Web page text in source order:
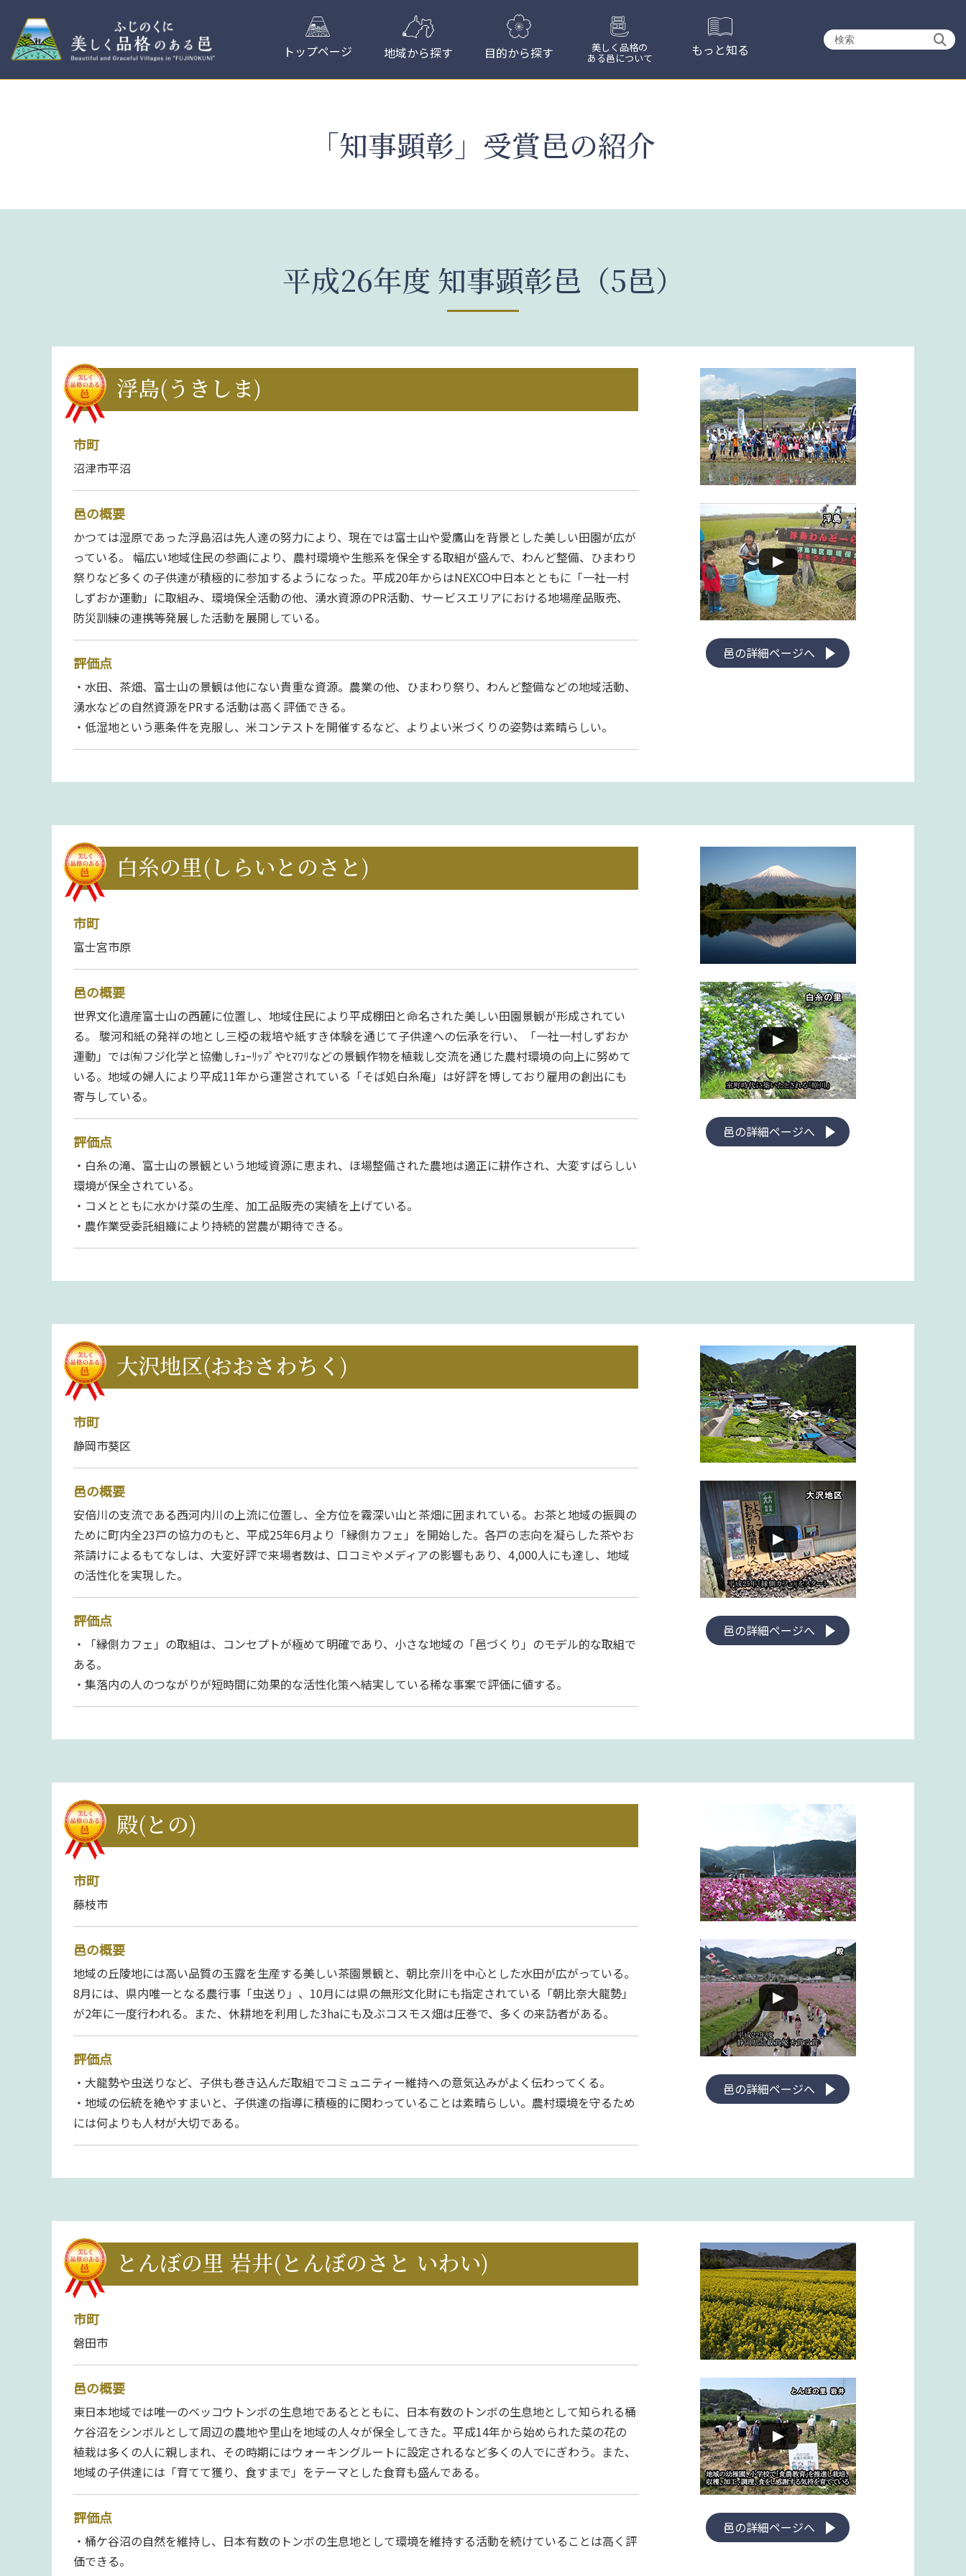
トップページ 地域から探す 目的から探す 美しく品格の
ある邑について もっと知る
検
「知事顕彰」受賞邑の紹介
平成26年度 知事顕彰邑（5邑）
浮島(うきしま)
市町
沼津市平沼
邑の概要
かつては湿原であった浮島沼は先人達の努力により、現在では富士山や愛鷹山を背景とした美しい田園が広が
っている。 幅広い地域住民の参画により、農村環境や生態系を保全する取組が盛んで、わんど整備、ひまわり
祭りなど多くの子供達が積極的に参加するようになった。平成20年からはNEXCO中日本とともに「一社一村
しずおか運動」に取組み、環境保全活動の他、湧水資源のPR活動、サービスエリアにおける地場産品販売、
防災訓練の連携等発展した活動を展開している。
評価点
・水田、茶畑、富士山の景観は他にない貴重な資源。農業の他、ひまわり祭り、わんど整備などの地域活動、
湧水などの自然資源をPRする活動は高く評価できる。
・低湿地という悪条件を克服し、米コンテストを開催するなど、よりよい米づくりの姿勢は素晴らしい。
邑の詳細ページへ
白糸の里(しらいとのさと)
市町
富士宮市原
邑の概要
世界文化遺産富士山の西麓に位置し、地域住民により平成棚田と命名された美しい田園景観が形成されてい
る。 駿河和紙の発祥の地とし三椏の栽培や紙すき体験を通じて子供達への伝承を行い、「一社一村しずおか
運動」では㈲フジ化学と協働しﾁｭｰﾘｯﾌﾟやﾋﾏﾜﾘなどの景観作物を植栽し交流を通じた農村環境の向上に努めて
いる。地域の婦人により平成11年から運営されている「そば処白糸庵」は好評を博しており雇用の創出にも
寄与している。
評価点
・白糸の滝、富士山の景観という地域資源に恵まれ、ほ場整備された農地は適正に耕作され、大変すばらしい
環境が保全されている。
・コメとともに水かけ菜の生産、加工品販売の実績を上げている。
・農作業受委託組織により持続的営農が期待できる。
邑の詳細ページへ
大沢地区(おおさわちく)
市町
静岡市葵区
邑の概要
安倍川の支流である西河内川の上流に位置し、全方位を霧深い山と茶畑に囲まれている。お茶と地域の振興の
ために町内全23戸の協力のもと、平成25年6月より「縁側カフェ」を開始した。各戸の志向を凝らした茶やお
茶請けによるもてなしは、大変好評で来場者数は、口コミやメディアの影響もあり、4,000人にも達し、地域
の活性化を実現した。
評価点
・「縁側カフェ」の取組は、コンセプトが極めて明確であり、小さな地域の「邑づくり」のモデル的な取組で
ある。
・集落内の人のつながりが短時間に効果的な活性化策へ結実している稀な事案で評価に値する。
邑の詳細ページへ
殿(との)
市町
藤枝市
邑の概要
地域の丘陵地には高い品質の玉露を生産する美しい茶園景観と、朝比奈川を中心とした水田が広がっている。
8月には、県内唯一となる農行事「虫送り」、10月には県の無形文化財にも指定されている「朝比奈大龍勢」
が2年に一度行われる。また、休耕地を利用した3haにも及ぶコスモス畑は圧巻で、多くの来訪者がある。
評価点
・大龍勢や虫送りなど、子供も巻き込んだ取組でコミュニティー維持への意気込みがよく伝わってくる。
・地域の伝統を絶やすまいと、子供達の指導に積極的に関わっていることは素晴らしい。農村環境を守るため
には何よりも人材が大切である。
邑の詳細ページへ
とんぼの里 岩井(とんぼのさと いわい)
市町
磐田市
邑の概要
東日本地域では唯一のベッコウトンボの生息地であるとともに、日本有数のトンボの生息地として知られる桶
ケ谷沼をシンボルとして周辺の農地や里山を地域の人々が保全してきた。平成14年から始められた菜の花の
植栽は多くの人に親しまれ、その時期にはウォーキングルートに設定されるなど多くの人でにぎわう。また、
地域の子供達には「育てて獲り、食すまで」をテーマとした食育も盛んである。
評価点
・桶ケ谷沼の自然を維持し、日本有数のトンボの生息地として環境を維持する活動を続けていることは高く評
価できる。
邑の詳細ページへ